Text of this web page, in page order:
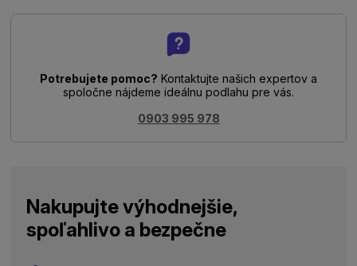
Potrebujete pomoc? Kontaktujte našich expertov a
spoločne nájdeme ideálnu podlahu pre vás.
0903 995 978
Nakupujte výhodnejšie,
spoľahlivo a bezpečne